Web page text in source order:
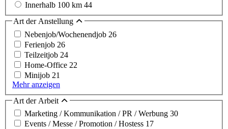
Innerhalb 100 km 44
Art der Anstellung
Nebenjob/Wochenendjob 26
Ferienjob 26
Teilzeitjob 24
Home-Office 22
Minijob 21
Mehr anzeigen
Art der Arbeit
Marketing / Kommunikation / PR / Werbung 30
Events / Messe / Promotion / Hostess 17